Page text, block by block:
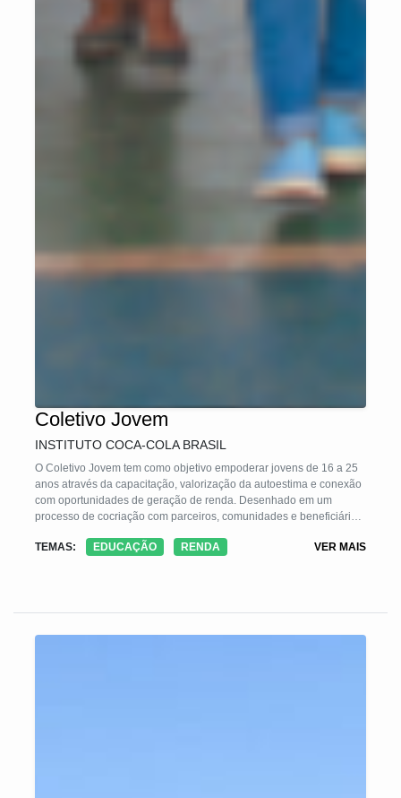
Coletivo Jovem
INSTITUTO COCA-COLA BRASIL
O Coletivo Jovem tem como objetivo empoderar jovens de 16 a 25
anos através da capacitação, valorização da autoestima e conexão
com oportunidades de geração de renda. Desenhado em um
processo de cocriação com parceiros, comunidades e beneficiários,
os jovens que tenham outros objetivos, como empreender e
exercitando o protagonismo, colaboração, comunicação e análise
TEMAS: EDUCAÇÃO RENDA VER MAIS